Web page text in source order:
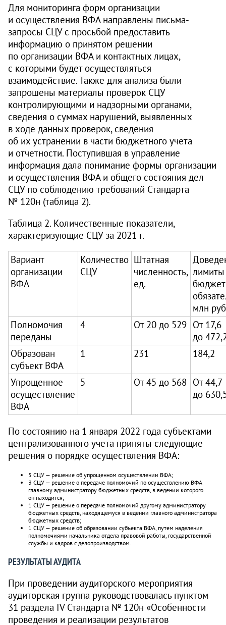
Для мониторинга форм организации
и осуществления ВФА направлены письма-
запросы СЦУ с просьбой предоставить
информацию о принятом решении
по организации ВФА и контактных лицах,
с которыми будет осуществляться
взаимодействие. Также для анализа были
запрошены материалы проверок СЦУ
контролирующими и надзорными органами,
сведения о суммах нарушений, выявленных
в ходе данных проверок, сведения
об их устранении в части бюджетного учета
и отчетности. Поступившая в управление
информация дала понимание формы организации
и осуществления ВФА и общего состояния дел
СЦУ по соблюдению требований Стандарта
№ 120н (таблица 2).
Таблица 2. Количественные показатели,
характеризующие СЦУ за 2021 г.
Вариант
организации
ВФА
Количество
СЦУ
Штатная
численность,
ед.
лимиты
млн
Полномочия
переданы
4 От 20 до 529 От 17,6
до
Образован
субъект ВФА
1 231 184,2
Упрощенное
осуществление
ВФА
5 От 45 до 568 От 44,7
до
По состоянию на 1 января 2022 года субъектами
централизованного учета приняты следующие
решения о порядке осуществления ВФА:
5 СЦУ — решение об упрощенном осуществлении ВФА;
3 СЦУ — решение о передаче полномочий по осуществлению ВФА
главному администратору бюджетных средств, в ведении которого
он находится;
1 СЦУ — решение о передаче полномочий другому администратору
бюджетных средств, находящемуся в ведении главного администратора
бюджетных средств;
1 СЦУ — решение об образовании субъекта ВФА, путем наделения
полномочиями начальника отдела правовой работы, государственной
службы и кадров с делопроизводством.
РЕЗУЛЬТАТЫ АУДИТА
При проведении аудиторского мероприятия
аудиторская группа руководствовалась пунктом
31 раздела IV Стандарта № 120н «Особенности
проведения и реализации результатов